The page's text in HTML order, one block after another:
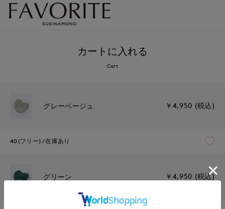
カートに入れる
Cart
グレーベージュ ￥4,950 (税込)
40(フリー) 在庫あり
グリーン ￥4,950 (税込)